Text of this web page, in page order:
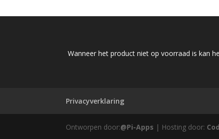
Wanneer het product niet op voorraad is kan
Privacyverklaring
Ontworpen door:@Pi-Apps | Hosting door: